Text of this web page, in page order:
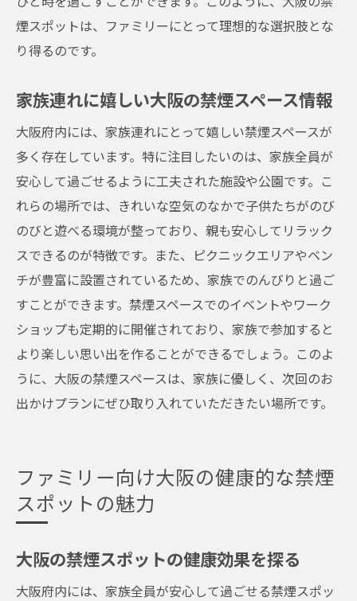
忘れられない思い出を大阪の禁煙スポット
大阪の禁煙スポットで作る家族の思い出
ファミリーで訪れる大阪のおすすめ禁煙エ
リア
大阪で過ごす特別な禁煙ファミリー時間
家族全員が楽しめる大阪の禁煙スポット
煙スポットは、ファミリーにとって理想的な選択肢とな
り得るのです。
家族連れに嬉しい大阪の禁煙スペース情報
大阪府内には、家族連れにとって嬉しい禁煙スペースが
多く存在しています。特に注目したいのは、家族全員が
安心して過ごせるように工夫された施設や公園です。こ
れらの場所では、きれいな空気のなかで子供たちがのび
のびと遊べる環境が整っており、親も安心してリラック
スできるのが特徴です。また、ピクニックエリアやベン
チが豊富に設置されているため、家族でのんびりと過ご
すことができます。禁煙スペースでのイベントやワーク
ショップも定期的に開催されており、家族で参加すると
より楽しい思い出を作ることができるでしょう。このよ
うに、大阪の禁煙スペースは、家族に優しく、次回のお
出かけプランにぜひ取り入れていただきたい場所です。
ファミリー向け大阪の健康的な禁煙
スポットの魅力
大阪の禁煙スポットの健康効果を探る
大阪府内には、家族全員が安心して過ごせる禁煙スポッ